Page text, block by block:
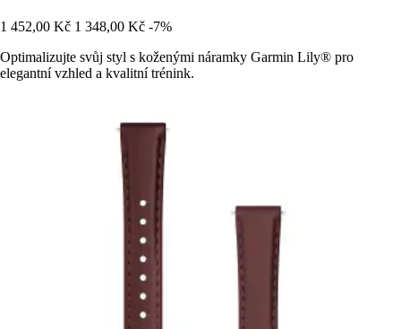
1 452,00 Kč 1 348,00 Kč -7%
Optimalizujte svůj styl s koženými náramky Garmin Lily® pro
elegantní vzhled a kvalitní trénink.